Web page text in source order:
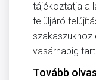
tájékoztatja a
felüljáró
szakaszukhoz
vasárnapig
Tovább